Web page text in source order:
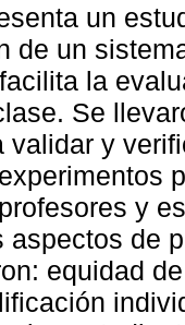
un
de un
la
Se
validar y
y
aspectos de
equidad